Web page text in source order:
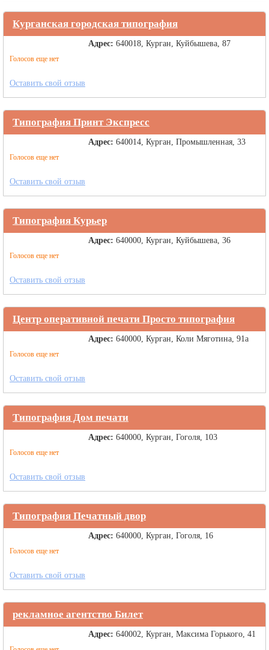
Курганская городская типография
Голосов еще нет
Адрес: 640018, Курган, Куйбышева, 87
Оставить свой отзыв
Типография Принт Экспресс
Голосов еще нет
Адрес: 640014, Курган, Промышленная, 33
Оставить свой отзыв
Типография Курьер
Голосов еще нет
Адрес: 640000, Курган, Куйбышева, 36
Оставить свой отзыв
Центр оперативной печати Просто типография
Голосов еще нет
Адрес: 640000, Курган, Коли Мяготина, 91а
Оставить свой отзыв
Типография Дом печати
Голосов еще нет
Адрес: 640000, Курган, Гоголя, 103
Оставить свой отзыв
Типография Печатный двор
Голосов еще нет
Адрес: 640000, Курган, Гоголя, 16
Оставить свой отзыв
рекламное агентство Билет
Адрес: 640002, Курган, Максима Горького, 41